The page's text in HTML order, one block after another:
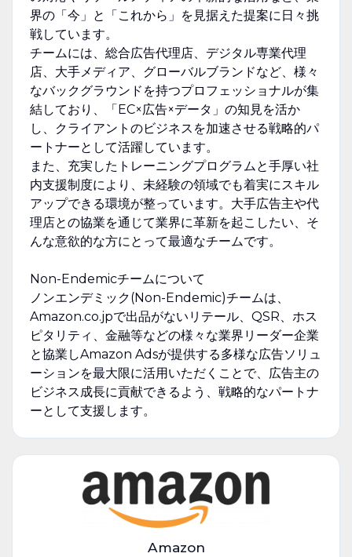
界の「今」と「これから」を見据えた提案に日々挑
戦しています。
チームには、総合広告代理店、デジタル専業代理
店、大手メディア、グローバルブランドなど、様々
なバックグラウンドを持つプロフェッショナルが集
結しており、「EC×広告×データ」の知見を活か
し、クライアントのビジネスを加速させる戦略的パ
ートナーとして活躍しています。
また、充実したトレーニングプログラムと手厚い社
内支援制度により、未経験の領域でも着実にスキル
アップできる環境が整っています。大手広告主や代
理店との協業を通じて業界に革新を起こしたい、そ
んな意欲的な方にとって最適なチームです。
Non-Endemicチームについて
ノンエンデミック(Non-Endemic)チームは、
Amazon.co.jpで出品がないリテール、QSR、ホス
ピタリティ、金融等などの様々な業界リーダー企業
と協業しAmazon Adsが提供する多様な広告ソリュ
ーションを最大限に活用いただくことで、広告主の
ビジネス成長に貢献できるよう、戦略的なパートナ
ーとして支援します。
Amazon